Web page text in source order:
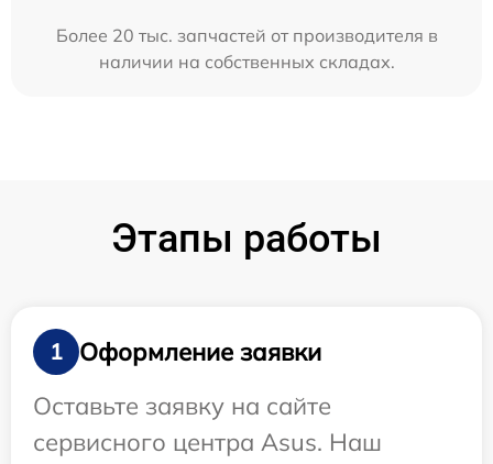
Более 20 тыс. запчастей от производителя в
наличии на собственных складах.
Этапы работы
1
Оформление заявки
Оставьте заявку на сайте
сервисного центра Asus. Наш